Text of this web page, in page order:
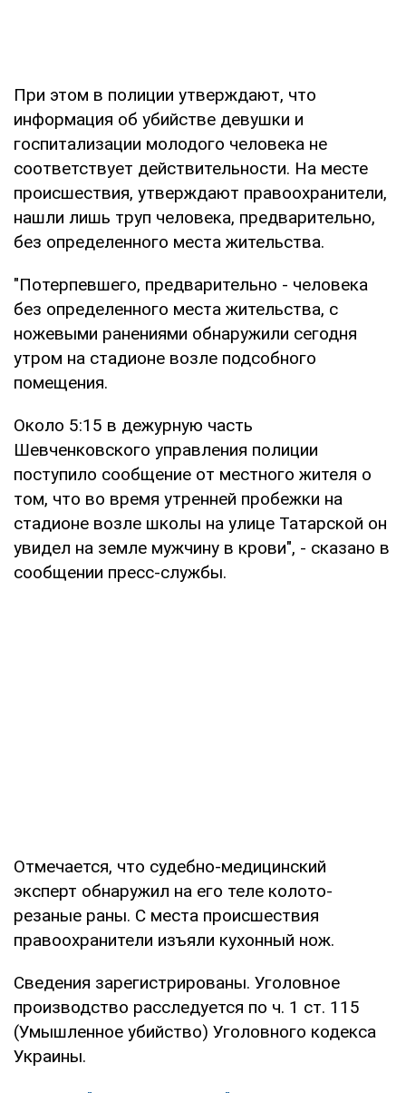
При этом в полиции утверждают, что
информация об убийстве девушки и
госпитализации молодого человека не
соответствует действительности. На месте
происшествия, утверждают правоохранители,
нашли лишь труп человека, предварительно,
без определенного места жительства.
"Потерпевшего, предварительно - человека
без определенного места жительства, с
ножевыми ранениями обнаружили сегодня
утром на стадионе возле подсобного
помещения.
Около 5:15 в дежурную часть
Шевченковского управления полиции
поступило сообщение от местного жителя о
том, что во время утренней пробежки на
стадионе возле школы на улице Татарской он
увидел на земле мужчину в крови", - сказано в
сообщении пресс-службы.
Отмечается, что судебно-медицинский
эксперт обнаружил на его теле колото-
резаные раны. С места происшествия
правоохранители изъяли кухонный нож.
Сведения зарегистрированы. Уголовное
производство расследуется по ч. 1 ст. 115
(Умышленное убийство) Уголовного кодекса
Украины.